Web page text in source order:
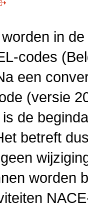
in
codes
een
(versie
de
betreft
worden